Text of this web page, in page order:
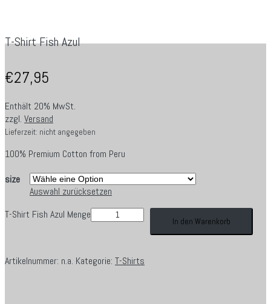
T-Shirt Fish Azul
€27,95
Enthält 20% MwSt.
zzgl. Versand
Lieferzeit: nicht angegeben
100% Premium Cotton from Peru
size
Auswahl zurücksetzen
T-Shirt Fish Azul Menge
In den Warenkorb
Artikelnummer: n.a. Kategorie: T-Shirts